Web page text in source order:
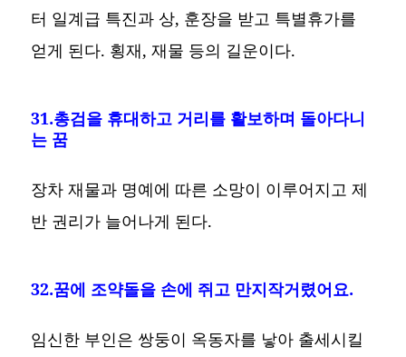
터 일계급 특진과 상, 훈장을 받고 특별휴가를
얻게 된다. 횡재, 재물 등의 길운이다.
31.총검을 휴대하고 거리를 활보하며 돌아다니
는 꿈
장차 재물과 명예에 따른 소망이 이루어지고 제
반 권리가 늘어나게 된다.
32.꿈에 조약돌을 손에 쥐고 만지작거렸어요.
임신한 부인은 쌍둥이 옥동자를 낳아 출세시킬